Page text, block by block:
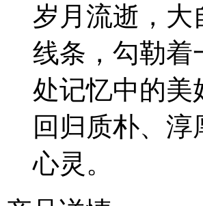
岁月流逝，大
线条，勾勒着
处记忆中的美
回归质朴、
心灵。